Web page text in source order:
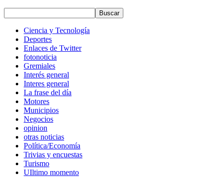
Ciencia y Tecnología
Deportes
Enlaces de Twitter
fotonoticia
Gremiales
Interés general
Interes general
La frase del día
Motores
Municipios
Negocios
opinion
otras noticias
Política/Economía
Trivias y encuestas
Turismo
UIltimo momento